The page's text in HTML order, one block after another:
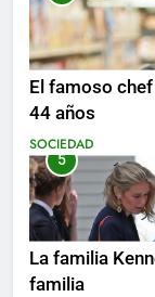
El famoso
44 años
SOCIEDAD
5
La familia
familia